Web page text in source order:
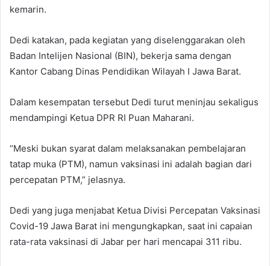
kemarin.
Dedi katakan, pada kegiatan yang diselenggarakan oleh
Badan Intelijen Nasional (BIN), bekerja sama dengan
Kantor Cabang Dinas Pendidikan Wilayah I Jawa Barat.
Dalam kesempatan tersebut Dedi turut meninjau sekaligus
mendampingi Ketua DPR RI Puan Maharani.
“Meski bukan syarat dalam melaksanakan pembelajaran
tatap muka (PTM), namun vaksinasi ini adalah bagian dari
percepatan PTM,” jelasnya.
Dedi yang juga menjabat Ketua Divisi Percepatan Vaksinasi
Covid-19 Jawa Barat ini mengungkapkan, saat ini capaian
rata-rata vaksinasi di Jabar per hari mencapai 311 ribu.